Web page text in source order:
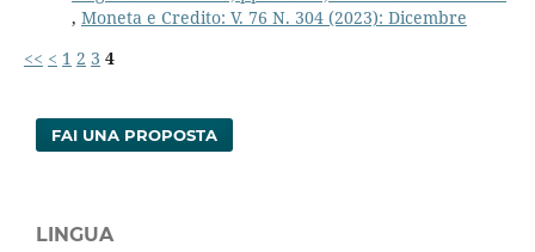
, Moneta e Credito: V. 76 N. 304 (2023): Dicembre
<< < 1 2 3 4
FAI UNA PROPOSTA
LINGUA